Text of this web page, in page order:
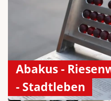
Abakus -
- Stadtleben